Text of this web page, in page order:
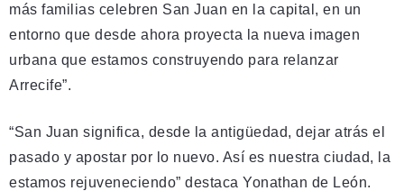
más familias celebren San Juan en la capital, en un
entorno que desde ahora proyecta la nueva imagen
urbana que estamos construyendo para relanzar
Arrecife”.
“San Juan significa, desde la antigüedad, dejar atrás el
pasado y apostar por lo nuevo. Así es nuestra ciudad, la
estamos rejuveneciendo” destaca Yonathan de León.